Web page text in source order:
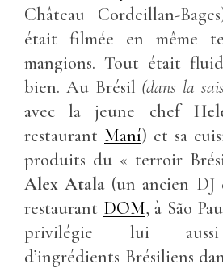
Château Cordeillan-
était filmée en même
mangions. Tout était
bien. Au Brésil (dans la
avec la jeune chef
restaurant Maní) et sa
produits du « terroir
Alex Atala (un ancien DJ
restaurant DOM, à São
privilégie lui aussi
d’ingrédients Brésiliens